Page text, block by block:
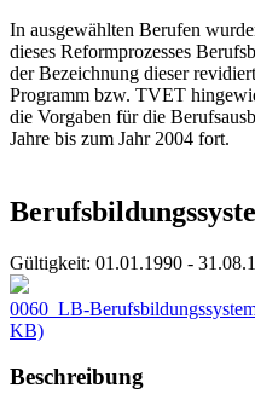
In ausgewählten Berufen
dieses Reformprozesses
der Bezeichnung dieser
Programm bzw. TVET
die Vorgaben für die
Jahre bis zum Jahr 2004 fort.
Gültigkeit: 01.01.1990 -
0060_LB-
KB)
Beschreibung